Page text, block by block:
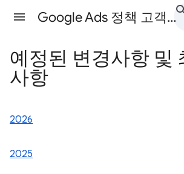
Google Ads 정책 고객센터
예정된 변경사항 및
사항
2026
2025